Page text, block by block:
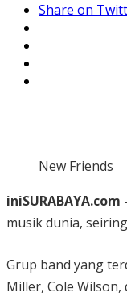
Share on
New Friends
iniSURABAYA.com
musik dunia,
Grup band yang
Miller, Cole Wilson,